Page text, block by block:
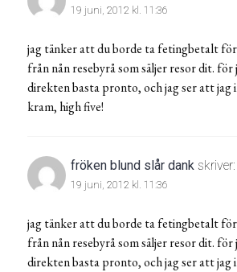
19 juni, 2012 kl. 11:36
jag tänker att du borde ta fetingbetalt
från nån resebyrå som säljer resor dit. för
direkten basta pronto, och jag ser att jag
kram, high five!
fröken blund slår dank skriver:
19 juni, 2012 kl. 11:36
jag tänker att du borde ta fetingbetalt
från nån resebyrå som säljer resor dit. för
direkten basta pronto, och jag ser att jag